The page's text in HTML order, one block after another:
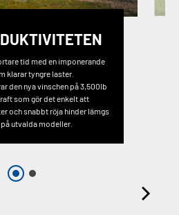
tid med en imponerande
klarar tyngre laster.
den nya vinschen på 3,500lb
som gör det enkelt att
och snabbt röja hinder lämgs
utvalda modeller.